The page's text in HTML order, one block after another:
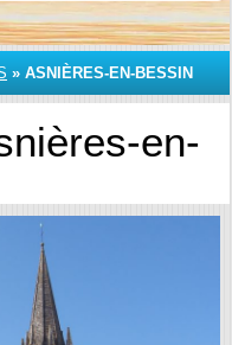
» ASNIÈRES-EN-BESSIN
en-